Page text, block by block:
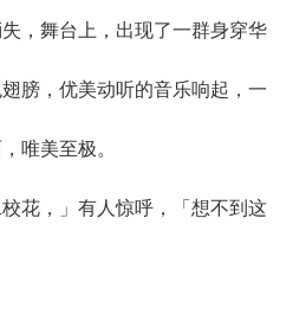
舞台上，出现了一群身穿华
膀，优美动听的音乐响起，一
唯美至极。
，」有人惊呼，「想不到这